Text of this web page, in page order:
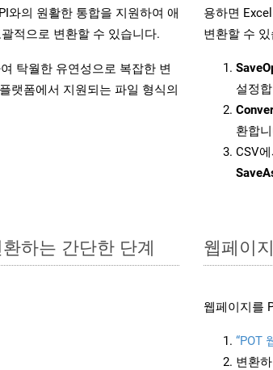
와의 원활한 통합을 지원하여 애
적으로 변환할 수 있습니다.
탁월한 유연성으로 복잡한 변
플랫폼에서 지원되는 파일 형식의
용하면
변환할 수
설정
환합
CSV
하는 간단한 단계 웹페이
웹페이지를
“POT
변환